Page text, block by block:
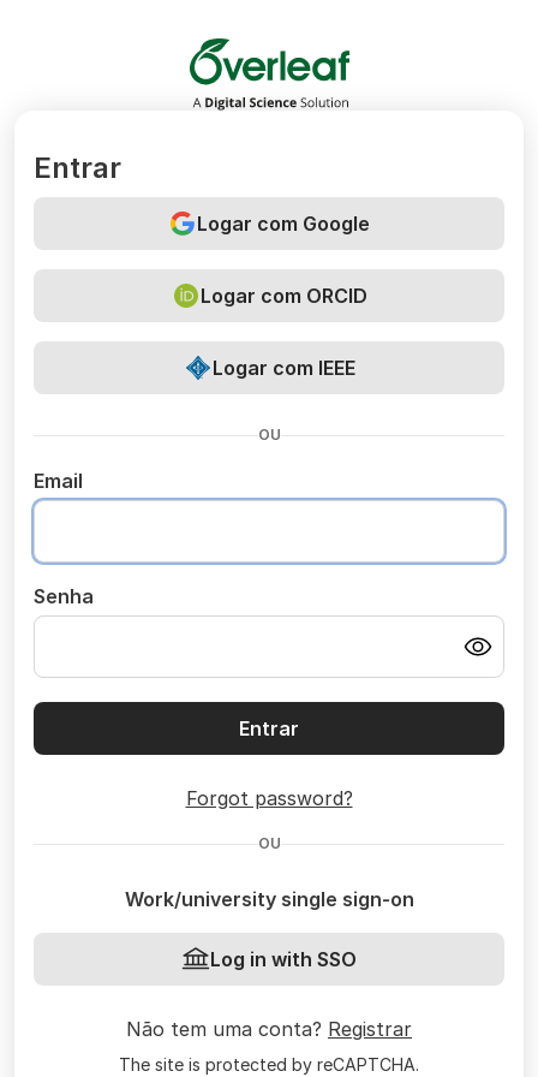
Overleaf
Entrar
Logar com Google
Logar com ORCID
Logar com IEEE
OU
Email
Senha
Entrar
Forgot password?
OU
Work/university single sign-on
Log in with SSO
Não tem uma conta? Registrar
The site is protected by reCAPTCHA.